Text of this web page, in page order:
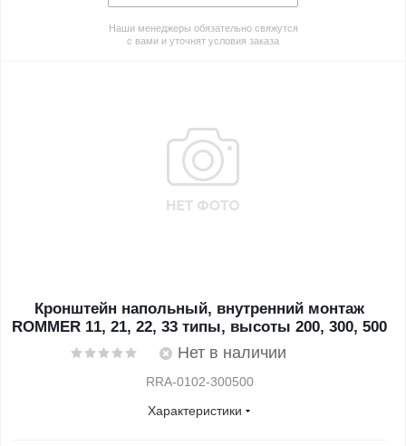
Наши менеджеры обязательно свяжутся
с вами и уточнят условия заказа
Кронштейн напольный, внутренний монтаж
ROMMER 11, 21, 22, 33 типы, высоты 200, 300, 500
Нет в наличии
RRA-0102-300500
Характеристики